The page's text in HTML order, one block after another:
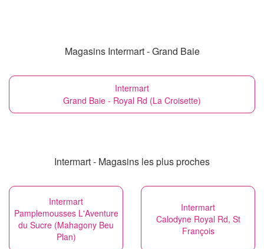
Magasins Intermart - Grand Baie
Intermart
Grand Baie - Royal Rd (La Croisette)
Intermart - Magasins les plus proches
Intermart
Pamplemousses L'Aventure
du Sucre (Mahagony Beu
Plan)
Intermart
Calodyne Royal Rd, St
François